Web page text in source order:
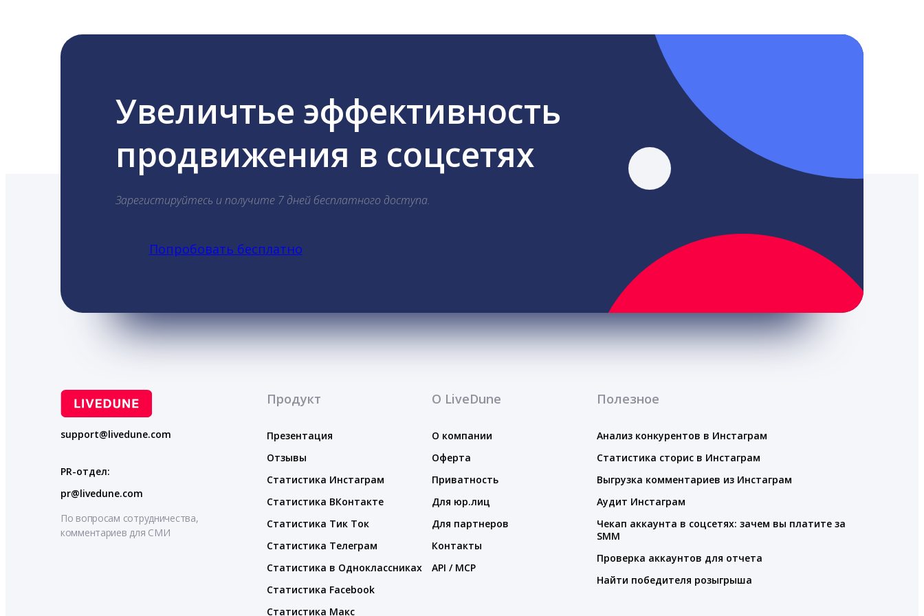
Увеличтье эффективность
продвижения в соцсетях
Зарегистируйтесь и получите 7 дней бесплатного доступа.
Попробовать бесплатно
support@livedune.com
PR-отдел:
pr@livedune.com
По вопросам сотрудничества,
комментариев для СМИ
Продукт
Презентация
Отзывы
Статистика Инстаграм
Статистика ВКонтакте
Статистика Тик Ток
Статистика Телеграм
Статистика в Одноклассниках
Статистика Facebook
Статистика Макс
О LiveDune
О компании
Оферта
Приватность
Для юр.лиц
Для партнеров
Контакты
API / MCP
Полезное
Анализ конкурентов в Инстаграм
Статистика сторис в Инстаграм
Выгрузка комментариев из Инстаграм
Аудит Инстаграм
Чекап аккаунта в соцсетях: зачем вы платите за
SMM
Проверка аккаунтов для отчета
Найти победителя розыгрыша